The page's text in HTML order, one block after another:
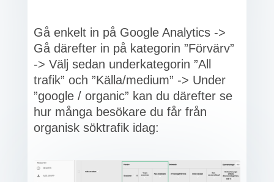
Gå enkelt in på Google Analytics ->
Gå därefter in på kategorin ”Förvärv”
-> Välj sedan underkategorin ”All
trafik” och ”Källa/medium” -> Under
”google / organic” kan du därefter se
hur många besökare du får från
organisk söktrafik idag: